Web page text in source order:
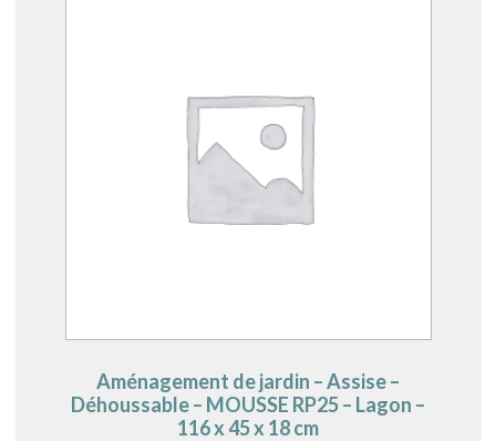
Aménagement de jardin – Assise –
Déhoussable – MOUSSE RP25 – Lagon –
116 x 45 x 18 cm